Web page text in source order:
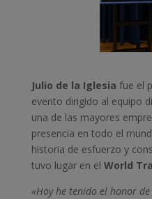
Julio de la Iglesia fue el
evento dirigido al equipo
una de las mayores
presencia en todo el
historia de esfuerzo y
tuvo lugar en el World
«Hoy he tenido el honor